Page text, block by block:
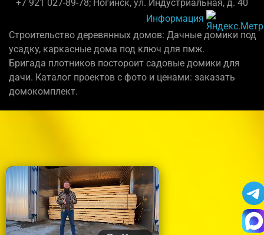
+7 921 027-89-78; Ногинск, ул. Индустриальная, д. 40
Информация
Строительство деревянных домов: Дачные домики под
усадку, каркасные дома под ключ для пмж.
Бригада плотников постороит садовые домики для
дачи. Каталог проектов с фото и ценами: заказать
домокомплект.